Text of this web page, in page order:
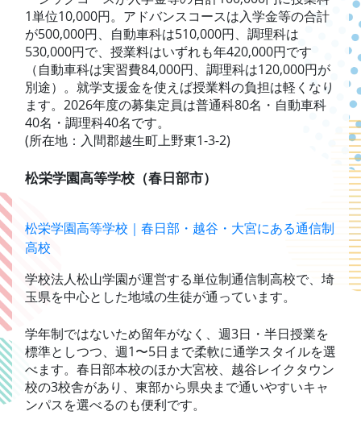
1単位10,000円。アドバンスコースは入学金等の合計
が500,000円、自動車科は510,000円、調理科は
530,000円で、授業料はいずれも年420,000円です
（自動車科は実習費84,000円、調理科は120,000円が
別途）。就学支援金を使えば授業料の負担は軽くなり
ます。2026年度の募集定員は普通科80名・自動車科
40名・調理科40名です。
(所在地：入間郡越生町上野東1-3-2)
松栄学園高等学校（春日部市）
松栄学園高等学校｜春日部・越谷・大宮にある通信制
高校
学校法人松山学園が運営する単位制通信制高校で、埼
玉県を中心とした地域の生徒が通っています。
学年制ではないため留年がなく、週3日・半日授業を
標準としつつ、週1〜5日まで柔軟に通学スタイルを選
べます。春日部本校のほか大宮校、越谷レイクタウン
校の3校舎があり、東部から県央まで通いやすいキャ
ンパスを選べるのも便利です。